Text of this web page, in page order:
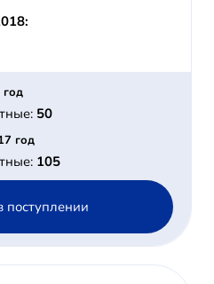
год
50
год
105